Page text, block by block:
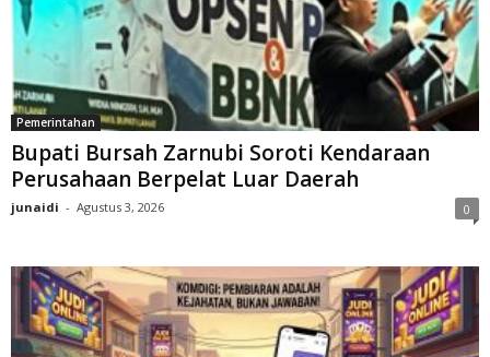
Pemerintahan
Bupati Bursah Zarnubi Soroti Kendaraan
Perusahaan Berpelat Luar Daerah
junaidi - Agustus 3, 2026 0